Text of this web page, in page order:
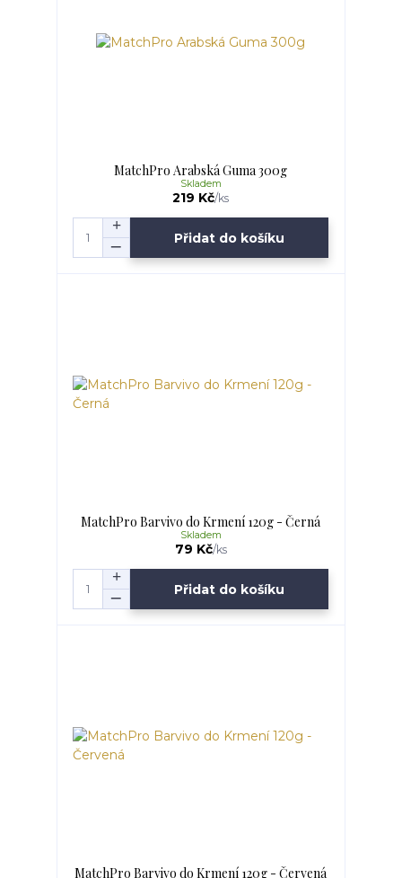
MatchPro Arabská Guma 300g
219 Kč/ks
Skladem
Přidat do košíku
MatchPro Barvivo do Krmení 120g - Černá
79 Kč/ks
Skladem
Přidat do košíku
MatchPro Barvivo do Krmení 120g - Červená